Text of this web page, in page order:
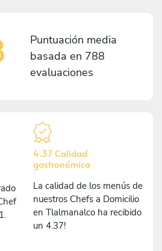
Puntuación media
basada en 788
evaluaciones
4.37 Calidad
gastronómica
La calidad de los menús de
nuestros Chefs a Domicilio
en Tlalmanalco ha recibido
un 4.37!